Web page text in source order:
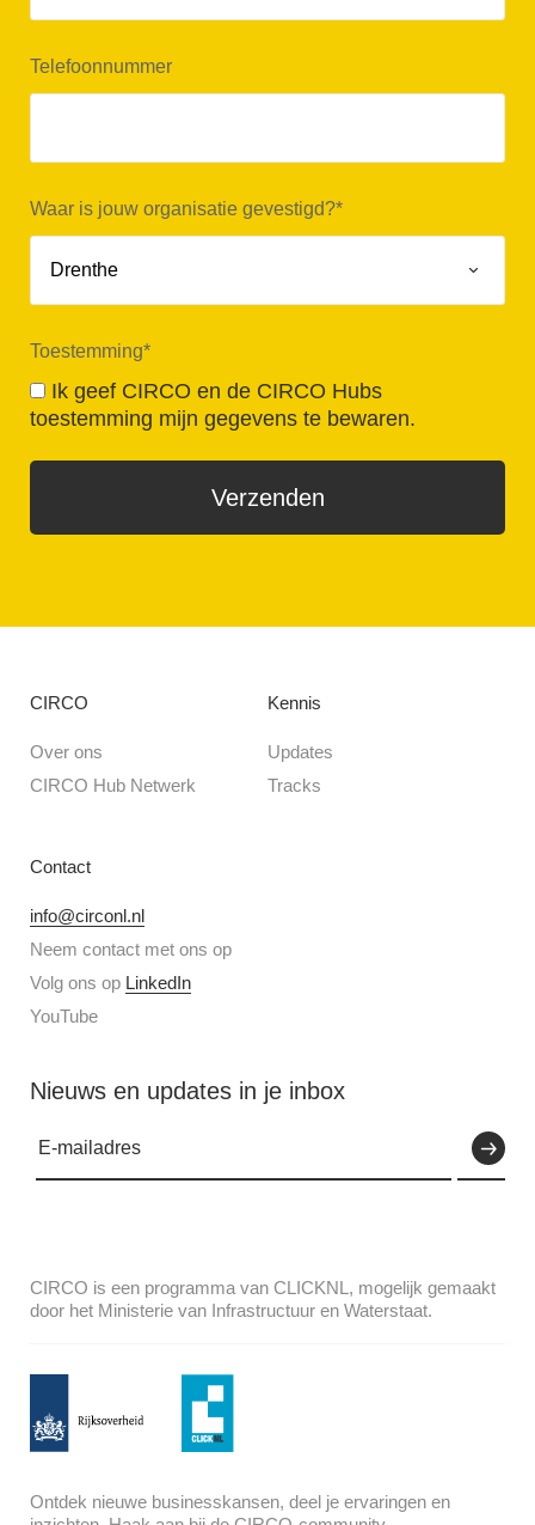
Telefoonnummer
Waar is jouw organisatie gevestigd?*
Toestemming*
Ik geef CIRCO en de CIRCO Hubs
toestemming mijn gegevens te bewaren.
CIRCO
Over ons
CIRCO Hub Netwerk
Kennis
Updates
Tracks
Contact
info@circonl.nl
Neem contact met ons op
Volg ons op LinkedIn
YouTube
Nieuws en updates in je inbox
CIRCO is een programma van CLICKNL, mogelijk gemaakt
door het Ministerie van Infrastructuur en Waterstaat.
Ontdek nieuwe businesskansen, deel je ervaringen en